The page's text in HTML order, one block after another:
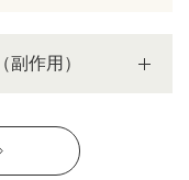
作用）